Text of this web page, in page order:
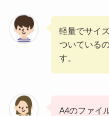
軽量でサイ
ついている
す。
A4のファイ